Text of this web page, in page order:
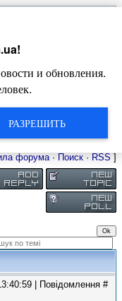
форума· Поиск · RSS ]
| Повідомлення #
!
и обновления.
РАЗРЕШИТЬ